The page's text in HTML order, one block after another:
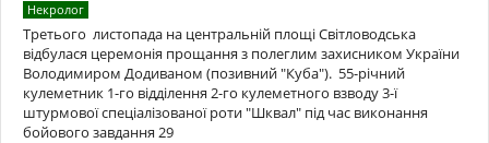
Некролог
Третього листопада на центральній площі Світловодська
відбулася церемонія прощання з полеглим захисником України
Володимиром Додиваном (позивний "Куба"). 55-річний
кулеметник 1-го відділення 2-го кулеметного взводу 3-ї
штурмової спеціалізованої роти "Шквал" під час виконання
бойового завдання 29